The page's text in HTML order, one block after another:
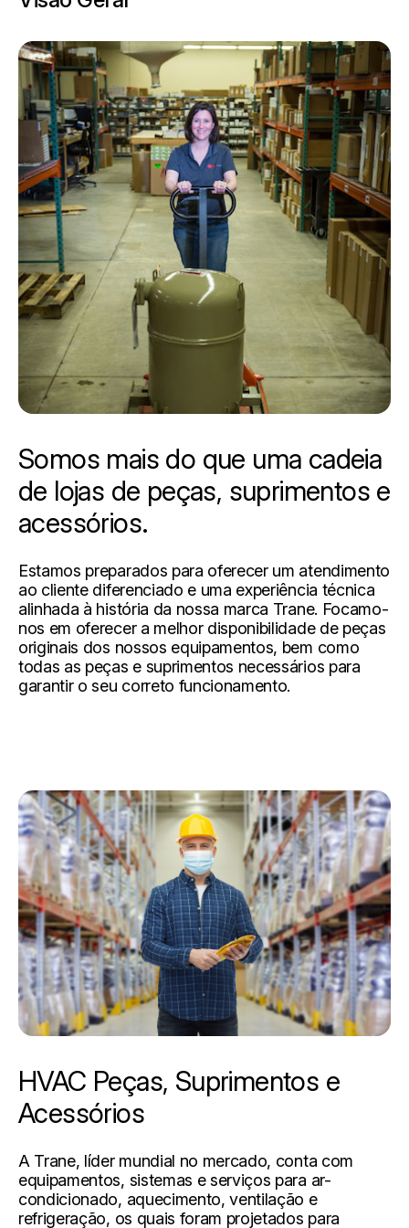
Somos mais do que uma cadeia
de lojas de peças, suprimentos e
acessórios.
Estamos preparados para oferecer um atendimento
ao cliente diferenciado e uma experiência técnica
alinhada à história da nossa marca Trane. Focamo-
nos em oferecer a melhor disponibilidade de peças
originais dos nossos equipamentos, bem como
todas as peças e suprimentos necessários para
garantir o seu correto funcionamento.
HVAC Peças, Suprimentos e
Acessórios
A Trane, líder mundial no mercado, conta com
equipamentos, sistemas e serviços para ar-
condicionado, aquecimento, ventilação e
refrigeração, os quais foram projetados para